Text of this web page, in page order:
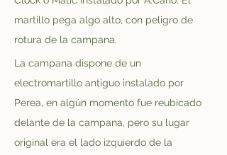
martillo pega algo alto, con peligro de
rotura de la campana.
La campana dispone de un
electromartillo antiguo instalado por
Perea, en algún momento fue reubicado
delante de la campana, pero su lugar
original era el lado izquierdo de la